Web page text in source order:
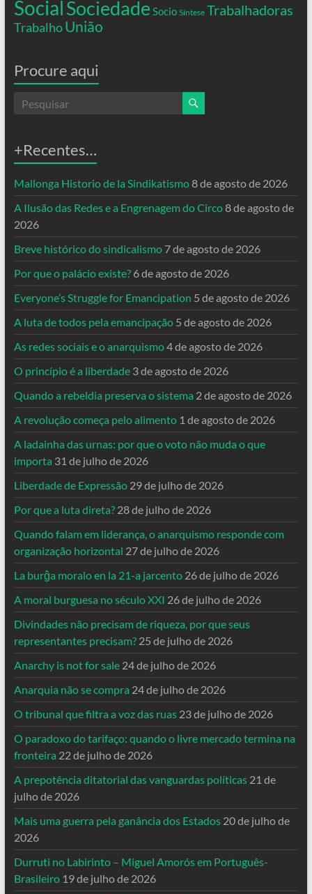
SocialSociedade Socio Síntese Trabalhadoras
Trabalho União
Procure aqui
+Recentes…
Mallonga Historio de la Sindikatismo8 de agosto de 2026
A Ilusão das Redes e a Engrenagem do Circo8 de agosto de
2026
Breve histórico do sindicalismo 7 de agosto de 2026
Por que o palácio existe? 6 de agosto de 2026
Everyone’s Struggle for Emancipation 5 de agosto de 2026
A luta de todos pela emancipação 5 de agosto de 2026
As redes sociais e o anarquismo4 de agosto de 2026
O princípio é a liberdade 3 de agosto de 2026
Quando a rebeldia preserva o sistema 2 de agosto de 2026
A revolução começa pelo alimento 1 de agosto de 2026
A ladainha das urnas: por que o voto não muda o que
importa 31 de julho de 2026
Liberdade de Expressão 29 de julho de 2026
Por que a luta direta? 28 de julho de 2026
Quando falam em liderança, o anarquismo responde com
organização horizontal 27 de julho de 2026
La burĝa moralo en la 21-a jarcento 26 de julho de 2026
A moral burguesa no século XXI 26 de julho de 2026
Divindades não precisam de riqueza, por que seus
representantes precisam? 25 de julho de 2026
Anarchy is not for sale 24 de julho de 2026
Anarquia não se compra 24 de julho de 2026
O tribunal que filtra a voz das ruas 23 de julho de 2026
O paradoxo do tarifaço: quando o livre mercado termina na
fronteira 22 de julho de 2026
A prepotência ditatorial das vanguardas políticas 21 de
julho de 2026
Mais uma guerra pela ganância dos Estados 20 de julho de
2026
Durruti no Labirinto – Miguel Amorós em Português-
Brasileiro 19 de julho de 2026